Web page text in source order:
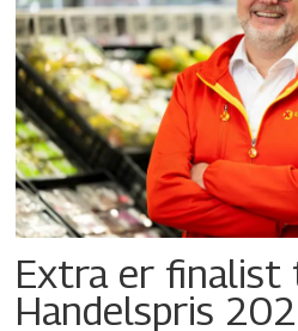
Extra er finalist
Handelspris